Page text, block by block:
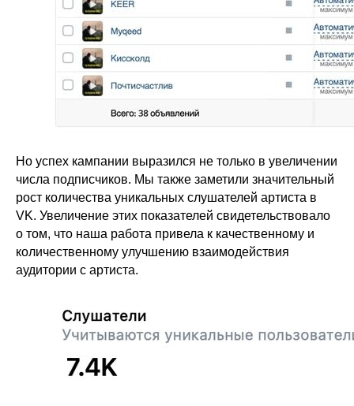
Но успех кампании выразился не только в увеличении
числа подписчиков. Мы также заметили значительный
рост количества уникальных слушателей артиста в
VK. Увеличение этих показателей свидетельствовало
о том, что наша работа привела к качественному и
количественному улучшению взаимодействия
аудитории с артиста.